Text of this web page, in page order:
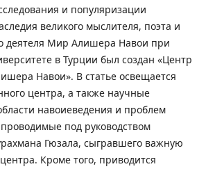
и популяризации
великого мыслителя, поэта и
деятеля Мир Алишера Навои при
в Турции был создан «Центр
Навои». В статье освещается
центра, а также научные
навоиеведения и проблем
под руководством
Гюзала, сыгравшего важную
Кроме того, приводится